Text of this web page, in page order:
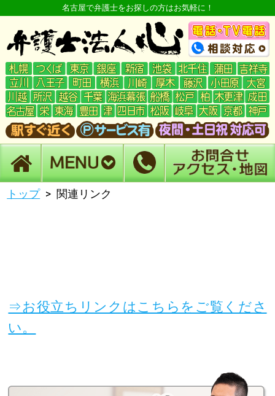
名古屋で弁護士をお探しの方はお気軽に！
トップ 関連リンク
⇒お役立ちリンクはこちらをご覧くださ
い。